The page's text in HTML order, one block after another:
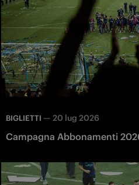
BIGLIETTI — 20 lug 2026
Campagna Abbonamenti